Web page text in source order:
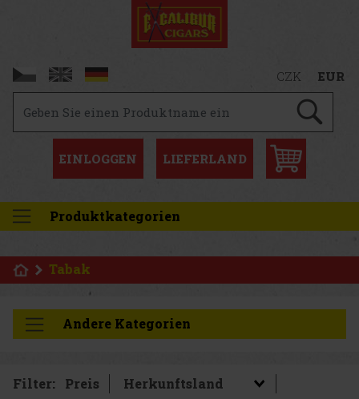
CZK EUR
EINLOGGEN LIEFERLAND
Produktkategorien
Tabak
Andere Kategorien
Filter:
Preis